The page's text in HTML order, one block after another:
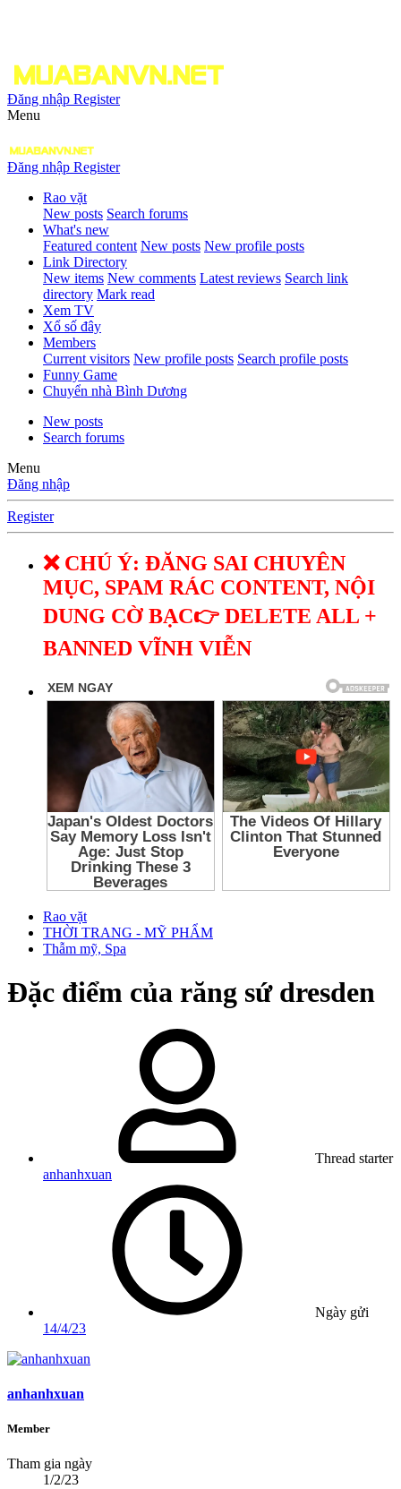
Đăng nhập Register
Menu
Đăng nhập Register
Rao vặt
New posts Search forums
What's new
Featured content New posts New profile posts
Link Directory
New items New comments Latest reviews Search link
directory Mark read
Xem TV
Xổ số đây
Members
Current visitors New profile posts Search profile posts
Funny Game
Chuyển nhà Bình Dương
New posts
Search forums
Menu
Đăng nhập
Register
❌ CHÚ Ý: ĐĂNG SAI CHUYÊN
MỤC, SPAM RÁC CONTENT, NỘI
DUNG CỜ BẠC👉 DELETE ALL +
BANNED VĨNH VIỄN
Rao vặt
THỜI TRANG - MỸ PHẨM
Thẫm mỹ, Spa
Đặc điểm của răng sứ dresden
Thread starter
anhanhxuan
Ngày gửi
14/4/23
anhanhxuan
Member
Tham gia ngày
1/2/23